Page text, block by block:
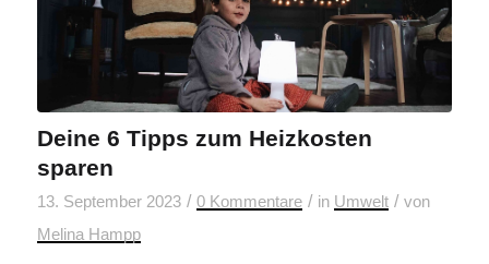
Deine 6 Tipps zum Heizkosten
sparen
13. September 2023 / 0 Kommentare / in Umwelt / von
Melina Hampp